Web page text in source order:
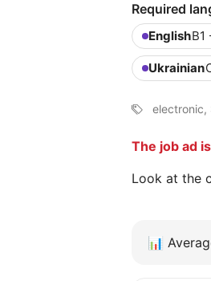
Required
EnglishB1
Ukrainian
electronic,
The job ad
Look at the
📊